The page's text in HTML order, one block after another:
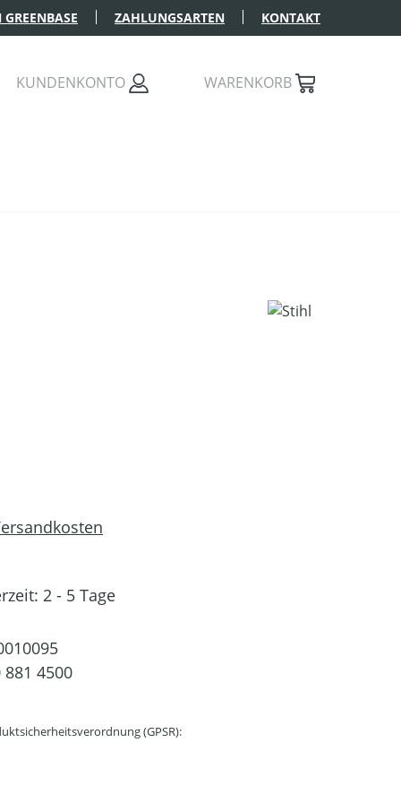
ZAHLUNGSARTEN KONTAKT
KUNDENKONTO WARENKORB
2 - 5 Tage
881 4500
(GPSR):